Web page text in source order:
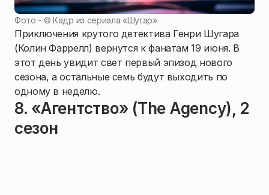
Фото - ©Кадр из сериала «Шугар»
Приключения крутого детектива Генри Шугара
(Колин Фаррелл) вернутся к фанатам 19 июня. В
этот день увидит свет первый эпизод нового
сезона, а остальные семь будут выходить по
одному в неделю.
8. «Агентство» (The Agency), 2
сезон